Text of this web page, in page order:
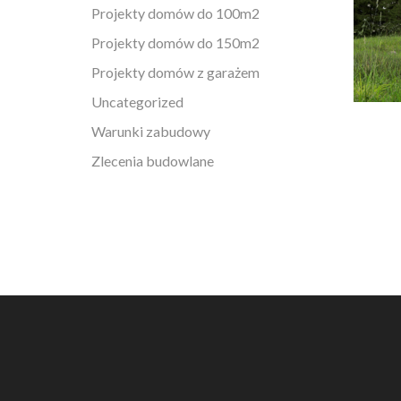
Projekty domów do 100m2
Projekty domów do 150m2
Projekty domów z garażem
Uncategorized
Warunki zabudowy
Zlecenia budowlane